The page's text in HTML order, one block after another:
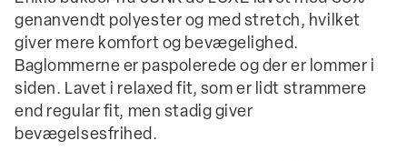
genanvendt polyester og med stretch, hvilket
giver mere komfort og bevægelighed.
Baglommerne er paspolerede og der er lommer i
siden. Lavet i relaxed fit, som er lidt strammere
end regular fit, men stadig giver
bevægelsesfrihed.